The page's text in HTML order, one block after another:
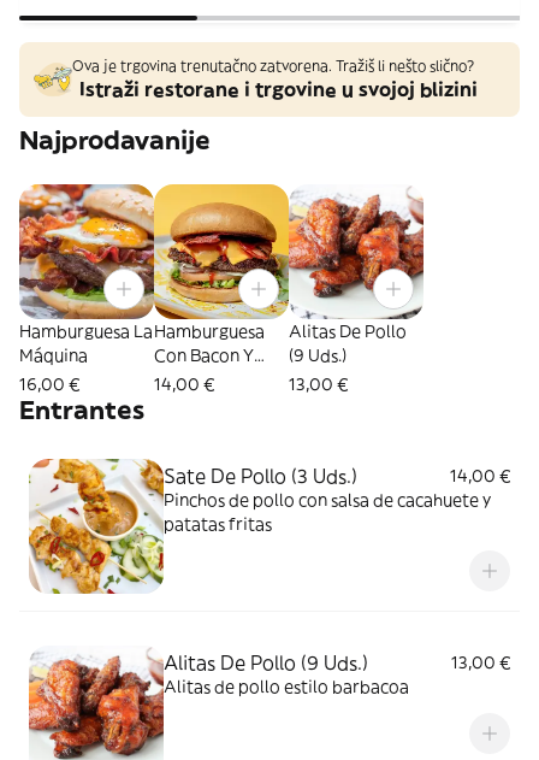
Ova je trgovina trenutačno zatvorena. Tražiš li nešto slično?
Istraži restorane i trgovine u svojoj blizini
Najprodavanije
Hamburguesa La
Máquina
16,00 €
Hamburguesa
Con Bacon Y
Queso
14,00 €
Alitas De Pollo
(9 Uds.)
13,00 €
Entrantes
Sate De Pollo (3 Uds.)
14,00 €
Pinchos de pollo con salsa de cacahuete y
patatas fritas
Alitas De Pollo (9 Uds.)
13,00 €
Alitas de pollo estilo barbacoa